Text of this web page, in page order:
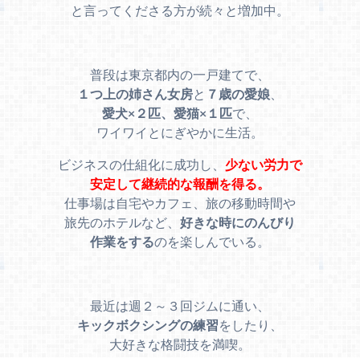
と言ってくださる方が続々と増加中。
普段は東京都内の一戸建てで、
１つ上の姉さん女房と ７歳の愛娘、
愛犬×２匹、愛猫×１匹で、
ワイワイとにぎやかに生活。
ビジネスの仕組化に成功し、 少ない労力で
安定して継続的な報酬を得る。
仕事場は自宅やカフェ、旅の移動時間や
旅先のホテルなど、 好きな時にのんびり
作業をするのを楽しんでいる。
最近は週２～３回ジムに通い、
キックボクシングの練習をしたり、
大好きな格闘技を満喫。